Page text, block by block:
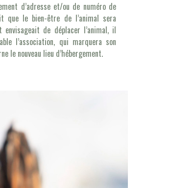
d’adresse et/ou de numéro de
que le bien-être de l’animal sera
de déplacer l’animal, il
l’association, qui marquera son
le nouveau lieu d’hébergement.